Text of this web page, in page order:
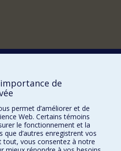
de
permet d’améliorer et de
Web. Certains témoins
le fonctionnement et la
que d’autres enregistrent vos
tout, vous consentez à notre